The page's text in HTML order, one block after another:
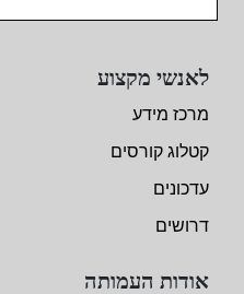
אודות העמותה
לאנשי מקצוע
מרכז מידע
קטלוג קורסים
עדכונים
דרושים